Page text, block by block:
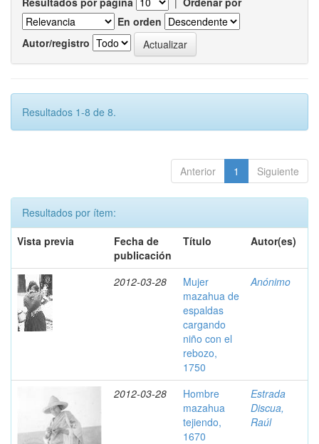
En orden
Autor/registro
Resultados 1-8 de 8.
Anterior 1 Siguiente
Resultados por ítem:
Vista previa
Fecha de
publicación
Título Autor(es)
2012-03-28
Mujer
mazahua de
espaldas
cargando
niño con el
rebozo,
1750
Anónimo
2012-03-28
Hombre
mazahua
tejiendo,
1670
Estrada
Discua,
Raúl